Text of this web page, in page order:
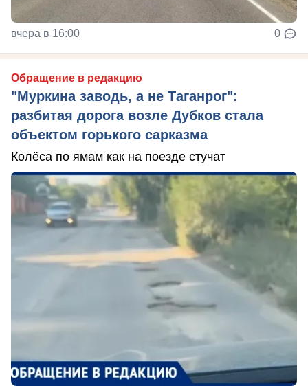
вчера в 16:00 0
Обращение в редакцию
"Муркина заводь, а не Таганрог":
разбитая дорога возле Дубков стала
объектом горького сарказма
Колёса по ямам как на поезде стучат